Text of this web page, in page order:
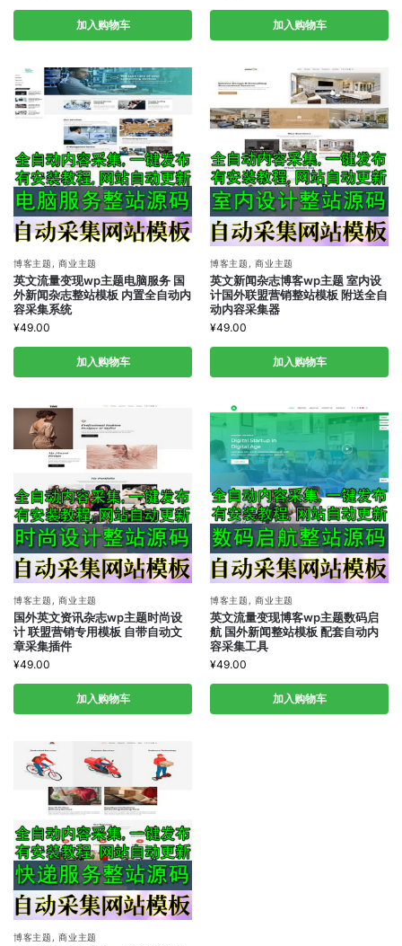
加入购物车 加入购物车
博客主题 ,商业主题
英文流量变现wp主题电脑服务 国
外新闻杂志整站模板 内置全自动内
容采集系统
¥49.00
加入购物车
博客主题 ,商业主题
英文新闻杂志博客wp主题 室内设
计国外联盟营销整站模板 附送全自
动内容采集器
¥49.00
加入购物车
博客主题 ,商业主题
国外英文资讯杂志wp主题时尚设
计 联盟营销专用模板 自带自动文
章采集插件
¥49.00
加入购物车
博客主题 ,商业主题
英文流量变现博客wp主题数码启
航 国外新闻整站模板 配套自动内
容采集工具
¥49.00
加入购物车
博客主题 ,商业主题